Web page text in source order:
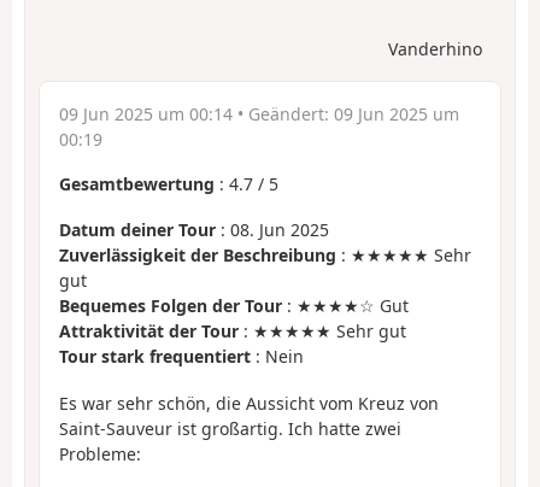
Vanderhino
09 Jun 2025 um 00:14 • Geändert: 09 Jun 2025 um
00:19
Gesamtbewertung : 4.7 / 5
Datum deiner Tour : 08. Jun 2025
Zuverlässigkeit der Beschreibung : ★★★★★ Sehr
gut
Bequemes Folgen der Tour : ★★★★☆ Gut
Attraktivität der Tour : ★★★★★ Sehr gut
Tour stark frequentiert : Nein
Es war sehr schön, die Aussicht vom Kreuz von
Saint-Sauveur ist großartig. Ich hatte zwei
Probleme: